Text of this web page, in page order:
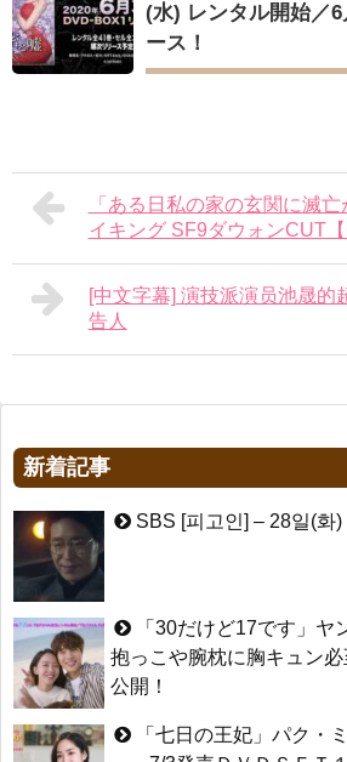
(水) レンタル開始／
ース！
「ある日私の家の玄関に滅
イキング SF9ダウォンCUT【
[中文字幕] 演技派演员池晟的
告人
新着記事
SBS [피고인] – 28일(화)
「30だけど17です」ヤ
抱っこや腕枕に胸キュン
公開！
「七日の王妃」パク・